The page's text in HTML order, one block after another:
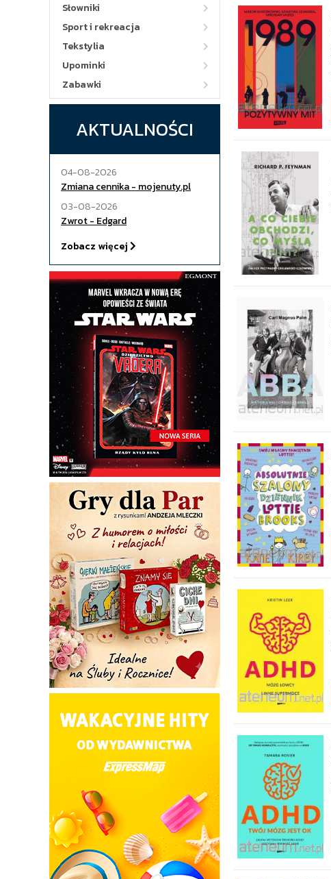
Słowniki
Sport i rekreacja
Tekstylia
Upominki
Zabawki
AKTUALNOŚCI
04-08-2026
Zmiana cennika - mojenuty.pl
03-08-2026
Zwrot - Edgard
Zobacz więcej